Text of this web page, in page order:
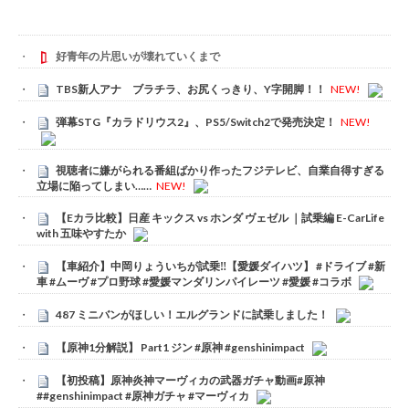
好青年の片思いが壊れていくまで
TBS新人アナ ブラチラ、お尻くっきり、Y字開脚！！ NEW!
弾幕STG『カラドリウス2』、PS5/Switch2で発売決定！ NEW!
視聴者に嫌がられる番組ばかり作ったフジテレビ、自業自得すぎる
立場に陥ってしまい…… NEW!
【Eカラ比較】日産 キックス vs ホンダ ヴェゼル ｜試乗編 E-CarLife
with 五味やすたか
【車紹介】中岡りょういちが試乗‼️【愛媛ダイハツ】 #ドライブ #新
車 #ムーヴ #プロ野球 #愛媛マンダリンパイレーツ #愛媛 #コラボ
487 ミニバンがほしい！エルグランドに試乗しました！
【原神1分解説】 Part1 ジン #原神 #genshinimpact
【初投稿】原神炎神マーヴィカの武器ガチャ動画#原神
##genshinimpact #原神ガチャ #マーヴィカ